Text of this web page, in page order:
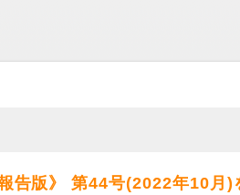
告版》 第44号(2022年10月)